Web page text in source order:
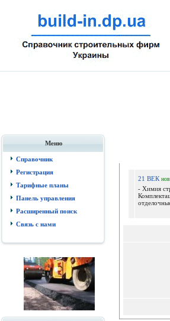
Меню
Справочник
Регистрация
Тарифные планы
Панель управления
Расширенный поиск
Связь с нами
21 ВЕК
- Химия